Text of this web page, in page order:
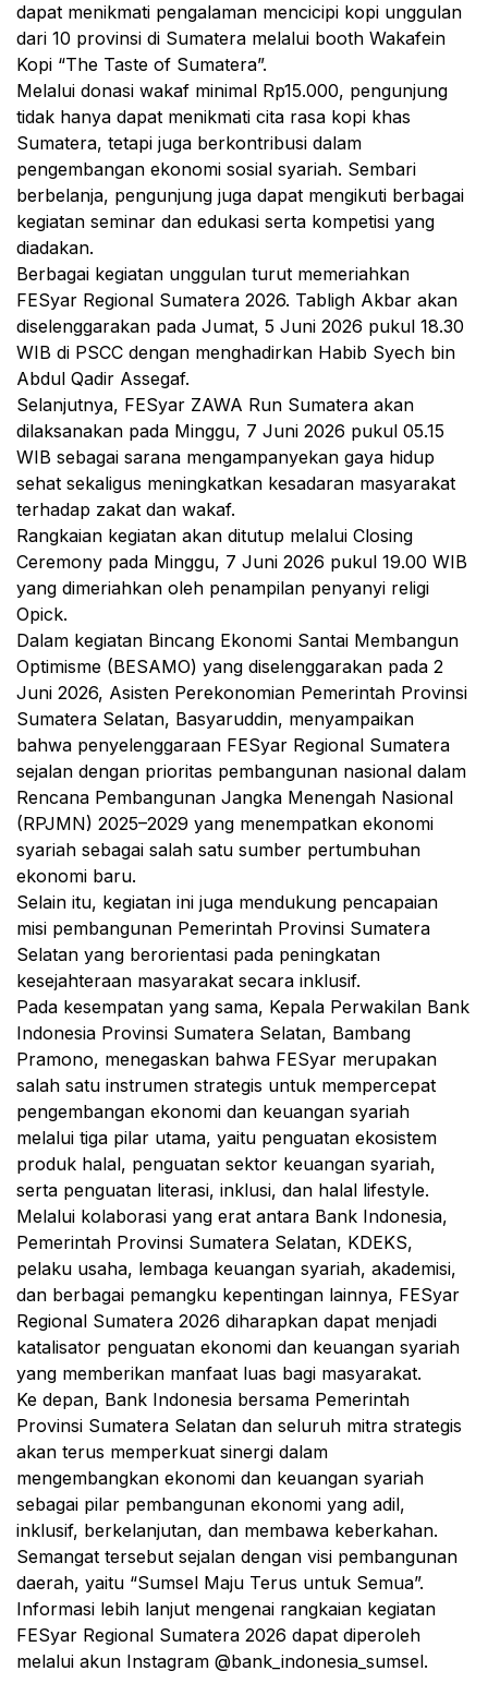
dapat menikmati pengalaman mencicipi kopi unggulan
dari 10 provinsi di Sumatera melalui booth Wakafein
Kopi “The Taste of Sumatera”.
Melalui donasi wakaf minimal Rp15.000, pengunjung
tidak hanya dapat menikmati cita rasa kopi khas
Sumatera, tetapi juga berkontribusi dalam
pengembangan ekonomi sosial syariah. Sembari
berbelanja, pengunjung juga dapat mengikuti berbagai
kegiatan seminar dan edukasi serta kompetisi yang
diadakan.
Berbagai kegiatan unggulan turut memeriahkan
FESyar Regional Sumatera 2026. Tabligh Akbar akan
diselenggarakan pada Jumat, 5 Juni 2026 pukul 18.30
WIB di PSCC dengan menghadirkan Habib Syech bin
Abdul Qadir Assegaf.
Selanjutnya, FESyar ZAWA Run Sumatera akan
dilaksanakan pada Minggu, 7 Juni 2026 pukul 05.15
WIB sebagai sarana mengampanyekan gaya hidup
sehat sekaligus meningkatkan kesadaran masyarakat
terhadap zakat dan wakaf.
Rangkaian kegiatan akan ditutup melalui Closing
Ceremony pada Minggu, 7 Juni 2026 pukul 19.00 WIB
yang dimeriahkan oleh penampilan penyanyi religi
Opick.
Dalam kegiatan Bincang Ekonomi Santai Membangun
Optimisme (BESAMO) yang diselenggarakan pada 2
Juni 2026, Asisten Perekonomian Pemerintah Provinsi
Sumatera Selatan, Basyaruddin, menyampaikan
bahwa penyelenggaraan FESyar Regional Sumatera
sejalan dengan prioritas pembangunan nasional dalam
Rencana Pembangunan Jangka Menengah Nasional
(RPJMN) 2025–2029 yang menempatkan ekonomi
syariah sebagai salah satu sumber pertumbuhan
ekonomi baru.
Selain itu, kegiatan ini juga mendukung pencapaian
misi pembangunan Pemerintah Provinsi Sumatera
Selatan yang berorientasi pada peningkatan
kesejahteraan masyarakat secara inklusif.
Pada kesempatan yang sama, Kepala Perwakilan Bank
Indonesia Provinsi Sumatera Selatan, Bambang
Pramono, menegaskan bahwa FESyar merupakan
salah satu instrumen strategis untuk mempercepat
pengembangan ekonomi dan keuangan syariah
melalui tiga pilar utama, yaitu penguatan ekosistem
produk halal, penguatan sektor keuangan syariah,
serta penguatan literasi, inklusi, dan halal lifestyle.
Melalui kolaborasi yang erat antara Bank Indonesia,
Pemerintah Provinsi Sumatera Selatan, KDEKS,
pelaku usaha, lembaga keuangan syariah, akademisi,
dan berbagai pemangku kepentingan lainnya, FESyar
Regional Sumatera 2026 diharapkan dapat menjadi
katalisator penguatan ekonomi dan keuangan syariah
yang memberikan manfaat luas bagi masyarakat.
Ke depan, Bank Indonesia bersama Pemerintah
Provinsi Sumatera Selatan dan seluruh mitra strategis
akan terus memperkuat sinergi dalam
mengembangkan ekonomi dan keuangan syariah
sebagai pilar pembangunan ekonomi yang adil,
inklusif, berkelanjutan, dan membawa keberkahan.
Semangat tersebut sejalan dengan visi pembangunan
daerah, yaitu “Sumsel Maju Terus untuk Semua”.
Informasi lebih lanjut mengenai rangkaian kegiatan
FESyar Regional Sumatera 2026 dapat diperoleh
melalui akun Instagram @bank_indonesia_sumsel.